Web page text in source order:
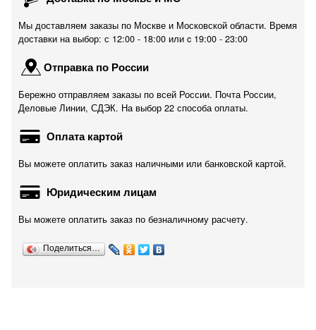
Мы доставляем заказы по Москве и Московской области. Время
доставки на выбор: с 12:00 - 18:00 или c 19:00 - 23:00
Отправка по России
Бережно отправляем заказы по всей России. Почта России,
Деловые Линии, СДЭК. На выбор 22 способа оплаты.
Оплата картой
Вы можете оплатить заказ наличными или банковской картой.
Юридическим лицам
Вы можете оплатить заказ по безналичному расчету.
Поделиться…